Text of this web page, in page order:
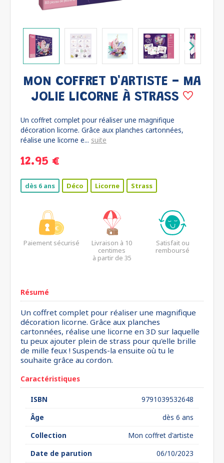
MON COFFRET D'ARTISTE - MA
JOLIE LICORNE À STRASS
Un coffret complet pour réaliser une magnifique
décoration licorne. Grâce aux planches cartonnées,
réalise une licorne e... suite
12.95 €
dès 6 ans Déco Licorne Strass
Paiement sécurisé
Livraison à 10
centimes
à partir de 35
Satisfait ou
remboursé
Résumé
Un coffret complet pour réaliser une magnifique
décoration licorne. Grâce aux planches
cartonnées, réalise une licorne en 3D sur laquelle
tu peux ajouter plein de strass pour qu'elle brille
de mille feux ! Suspends-la ensuite où tu le
souhaite grâce au cordon.
Caractéristiques
ISBN
9791039532648
Âge
dès 6 ans
Collection
Mon coffret d'artiste
Date de parution
06/10/2023